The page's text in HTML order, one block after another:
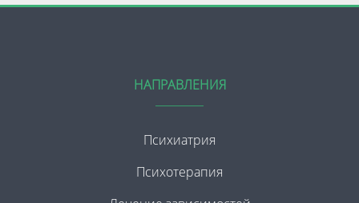
НАПРАВЛЕНИЯ
Психиатрия
Психотерапия